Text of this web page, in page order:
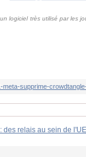
logiciel très utilisé par les
supprime-
des relais au sein de l'UE